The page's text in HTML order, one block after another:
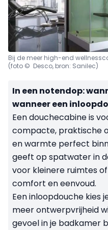
Bij de meer high-end
(foto © Desco, bron: Sanilec)
In een notendop:
wanneer een
Een douchecabine is
compacte, praktische
en warmte perfect
geeft op spatwater in
voor kleinere ruimtes
comfort en eenvoud.
Een inloopdouche kies
meer ontwerpvrijheid
gevoel in je badkamer